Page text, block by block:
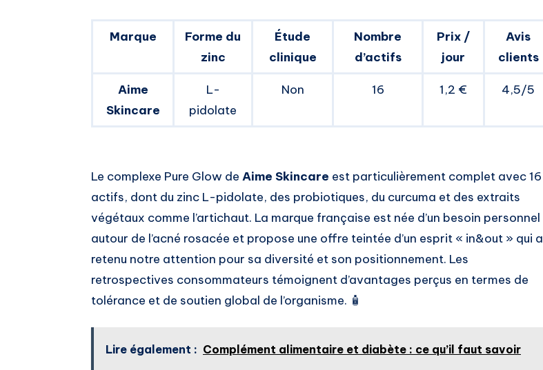
Marque
Forme du
zinc
Étude
clinique
Nombre
d’actifs
Prix /
jour
Avis
clients
Aime
Skincare
L-
pidolate
Non 16 1,2 € 4,5/5
Le complexe Pure Glow de Aime Skincare est particulièrement complet avec 16
actifs, dont du zinc L-pidolate, des probiotiques, du curcuma et des extraits
végétaux comme l’artichaut. La marque française est née d’un besoin personnel
autour de l’acné rosacée et propose une offre teintée d’un esprit « in&out » qui a
retenu notre attention pour sa diversité et son positionnement. Les
retrospectives consommateurs témoignent d’avantages perçus en termes de
tolérance et de soutien global de l’organisme. 🧴
Lire également : Complément alimentaire et diabète : ce qu’il faut savoir